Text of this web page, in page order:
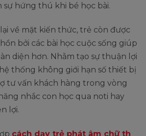
hứng thú khi bé học bài.
về mặt kiến thức, trẻ còn được
bởi các bài học cuộc sống giúp
diện hơn. Nhằm tạo sự thuận lợi
thống không giới hạn số thiết bị
tư vấn khách hàng trong vòng
nhắc con học qua noti hay
lợi.
cách dạy trẻ phát âm chữ th